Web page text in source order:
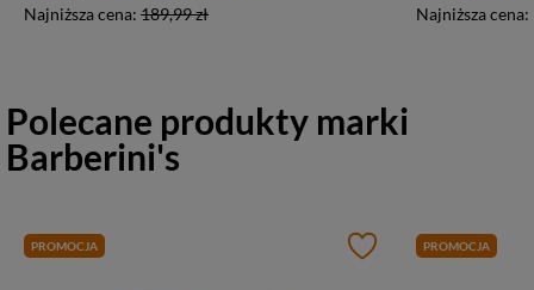
Najniższa cena: 189,99 zł Najniższa cena:
Polecane produkty marki
Barberini's
PROMOCJA PROMOCJA